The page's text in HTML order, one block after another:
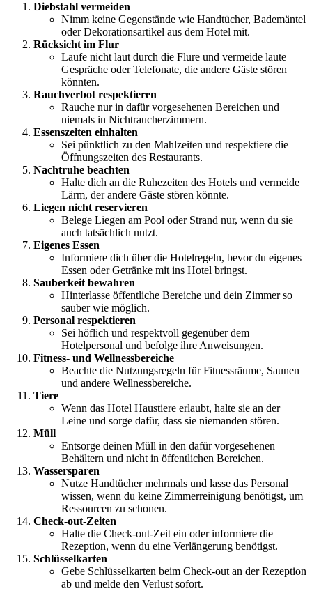
Diebstahl vermeiden
Nimm keine Gegenstände wie Handtücher, Bademäntel
oder Dekorationsartikel aus dem Hotel mit.
Rücksicht im Flur
Laufe nicht laut durch die Flure und vermeide laute
Gespräche oder Telefonate, die andere Gäste stören
könnten.
Rauchverbot respektieren
Rauche nur in dafür vorgesehenen Bereichen und
niemals in Nichtraucherzimmern.
Essenszeiten einhalten
Sei pünktlich zu den Mahlzeiten und respektiere die
Öffnungszeiten des Restaurants.
Nachtruhe beachten
Halte dich an die Ruhezeiten des Hotels und vermeide
Lärm, der andere Gäste stören könnte.
Liegen nicht reservieren
Belege Liegen am Pool oder Strand nur, wenn du sie
auch tatsächlich nutzt.
Eigenes Essen
Informiere dich über die Hotelregeln, bevor du eigenes
Essen oder Getränke mit ins Hotel bringst.
Sauberkeit bewahren
Hinterlasse öffentliche Bereiche und dein Zimmer so
sauber wie möglich.
Personal respektieren
Sei höflich und respektvoll gegenüber dem
Hotelpersonal und befolge ihre Anweisungen.
Fitness- und Wellnessbereiche
Beachte die Nutzungsregeln für Fitnessräume, Saunen
und andere Wellnessbereiche.
Tiere
Wenn das Hotel Haustiere erlaubt, halte sie an der
Leine und sorge dafür, dass sie niemanden stören.
Müll
Entsorge deinen Müll in den dafür vorgesehenen
Behältern und nicht in öffentlichen Bereichen.
Wassersparen
Nutze Handtücher mehrmals und lasse das Personal
wissen, wenn du keine Zimmerreinigung benötigst, um
Ressourcen zu schonen.
Check-out-Zeiten
Halte die Check-out-Zeit ein oder informiere die
Rezeption, wenn du eine Verlängerung benötigst.
Schlüsselkarten
Gebe Schlüsselkarten beim Check-out an der Rezeption
ab und melde den Verlust sofort.